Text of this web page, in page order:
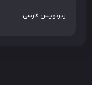
زیرنویس فارسی